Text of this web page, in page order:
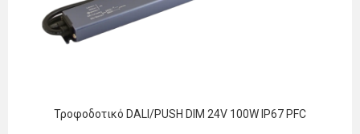
Τροφοδοτικό DALI/PUSH DIM 24V 100W IP67 PFC